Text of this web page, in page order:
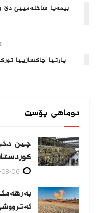
بیمه‌یا ساخله‌مییێ دێ
پارتیا چاكسازییا
دوماهی پۆست
چین